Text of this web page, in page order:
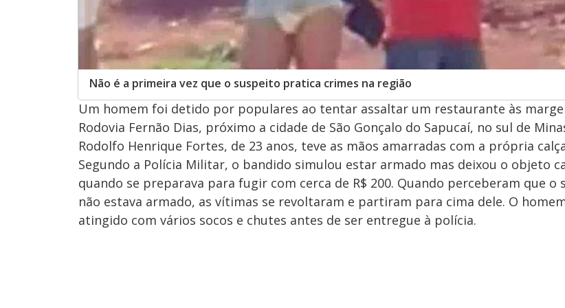
Não é a primeira vez que o suspeito pratica crimes na região
Um homem foi detido por populares ao tentar assaltar um restaurante às
Rodovia Fernão Dias, próximo a cidade de São Gonçalo do Sapucaí, no sul de
Rodolfo Henrique Fortes, de 23 anos, teve as mãos amarradas com a própria
Segundo a Polícia Militar, o bandido simulou estar armado mas deixou o objeto
quando se preparava para fugir com cerca de R$ 200. Quando perceberam que o
não estava armado, as vítimas se revoltaram e partiram para cima dele. O
atingido com vários socos e chutes antes de ser entregue à polícia.